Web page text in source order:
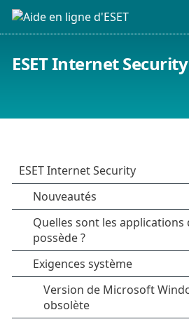
ESET Internet Security